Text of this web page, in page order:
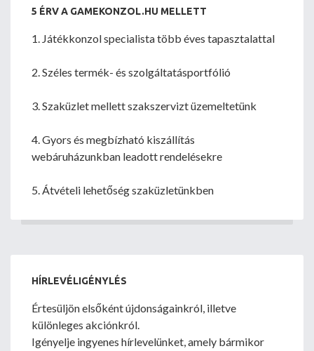
5 ÉRV A GAMEKONZOL.HU MELLETT
1. Játékkonzol specialista több éves tapasztalattal
2. Széles termék- és szolgáltatásportfólió
3. Szaküzlet mellett szakszervizt üzemeltetünk
4. Gyors és megbízható kiszállítás
webáruházunkban leadott rendelésekre
5. Átvételi lehetőség szaküzletünkben
HÍRLEVÉLIGÉNYLÉS
Értesüljön elsőként újdonságainkról, illetve
különleges akciónkról.
Igényelje ingyenes hírlevelünket, amely bármikor